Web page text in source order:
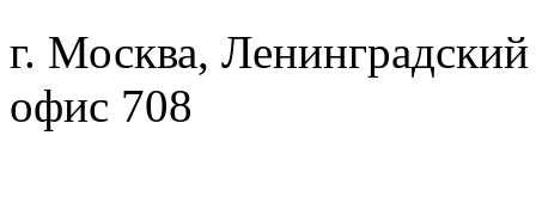
г. Москва,
офис 708